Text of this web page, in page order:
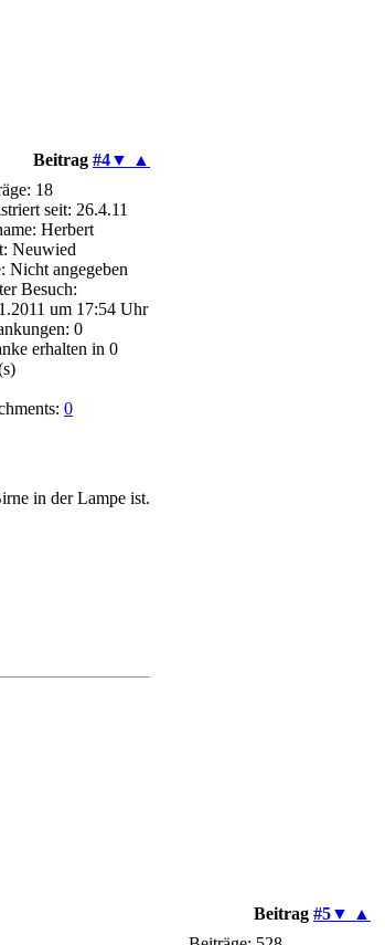
Beitrag #4▼ ▲
18
seit: 26.4.11
Herbert
Neuwied
Nicht angegeben
Besuch:
um 17:54 Uhr
0
erhalten in 0
0
in der Lampe ist.
Beitrag #5▼
▲